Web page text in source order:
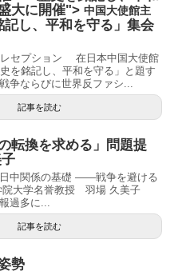
大に開催"> 中国大使館主
記し、平和を守る」集会
レセプション 在日本中国大使館
を銘記し、平和を守る」と題す
争ならびに世界反ファシ...
記事を読む
転換を求める」問題提
中関係の基礎 ――戦争を避ける
大学名誉教授 羽場 久美子
過多に...
記事を読む
勢